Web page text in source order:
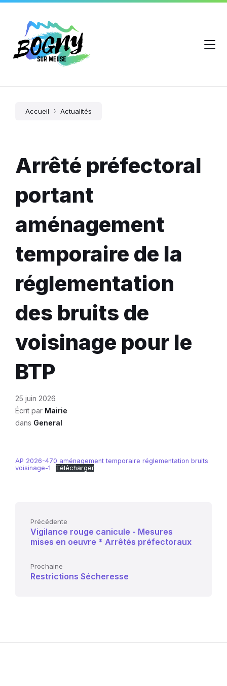
Accueil Actualités
Arrêté préfectoral
portant
aménagement
temporaire de la
réglementation
des bruits de
voisinage pour le
BTP
25 juin 2026
Écrit par Mairie
dans General
AP 2026-470 aménagement temporaire réglementation bruits
voisinage-1
Télécharger
Précédente
Vigilance rouge canicule - Mesures
mises en oeuvre * Arrêtés préfectoraux
Prochaine
Restrictions Sécheresse